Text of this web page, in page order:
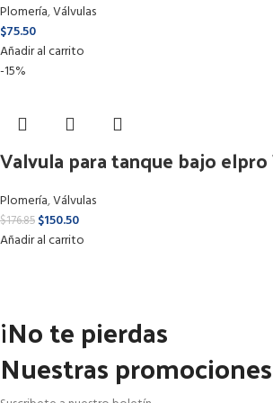
Plomería,Válvulas
$75.50
Añadir al carrito
-15%
Valvula para tanque bajo elpro
Plomería,Válvulas
$176.85 $150.50
Añadir al carrito
¡No te pierdas
Nuestras